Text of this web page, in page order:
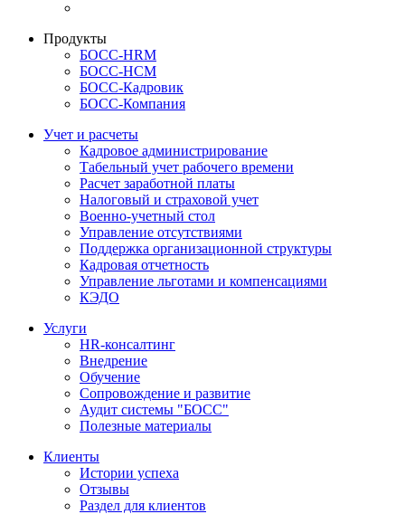
Продукты
БОСС-HRM
БОСС-HCM
БОСС-Кадровик
БОСС-Компания
Учет и расчеты
Кадровое администрирование
Табельный учет рабочего времени
Расчет заработной платы
Налоговый и страховой учет
Военно-учетный стол
Управление отсутствиями
Поддержка организационной структуры
Кадровая отчетность
Управление льготами и компенсациями
КЭДО
Услуги
HR-консалтинг
Внедрение
Обучение
Сопровождение и развитие
Аудит системы "БОСС"
Полезные материалы
Клиенты
Истории успеха
Отзывы
Раздел для клиентов